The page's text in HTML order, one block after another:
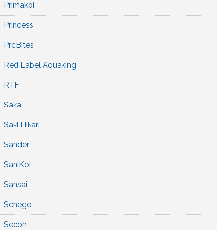
Primakoi
Princess
ProBites
Red Label Aquaking
RTF
Saka
Saki Hikari
Sander
SaniKoi
Sansai
Schego
Secoh